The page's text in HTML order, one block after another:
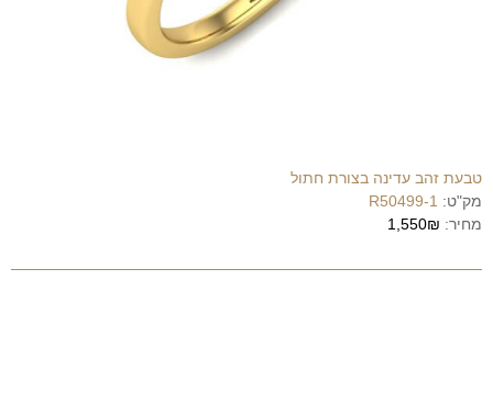
טבעת זהב עדינה בצורת חתול
מק"ט: R50499-1
מחיר: 1,550₪